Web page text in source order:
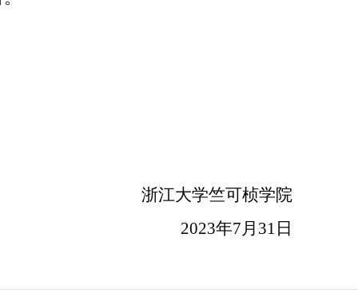
浙江大学竺可桢学院
2023年7月 31 日